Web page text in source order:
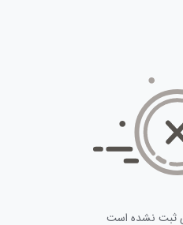
ثبت نشده است